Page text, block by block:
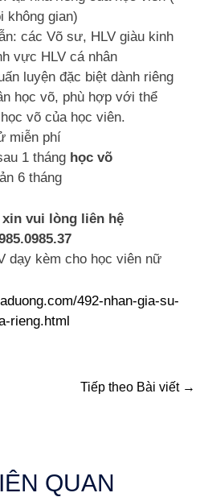
không gian)
các Võ sư, HLV giàu kinh
vực HLV cá nhân
luyện đặc biệt dành riêng
học võ, phù hợp với thể
võ của học viên.
miễn phí
1 tháng học võ
6 tháng
vui lòng liên hệ
dạy kèm cho học viên nữ
492-nhan-gia-su-
rieng.html
Tiếp theo Bài viết →
QUAN